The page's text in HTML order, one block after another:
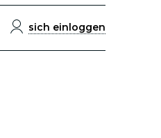
sich einloggen